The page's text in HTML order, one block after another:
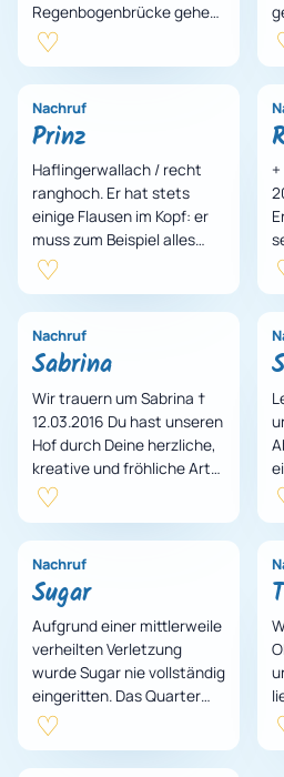
Regenbogenbrücke gehen
lassen zu müssen. Lilo war
ein ganz besonderes
kleines Pon…
Nachruf
Prinz
Haflingerwallach / recht
ranghoch. Er hat stets
einige Flausen im Kopf: er
muss zum Beispiel alles
anknabbern, oder er macht
die Stalltüre selbst auf…
Nachruf
Sabrina
Wir trauern um Sabrina †
12.03.2016 Du hast unseren
Hof durch Deine herzliche,
kreative und fröhliche Art
sehr bereichert. Wir
behalten Dich für immer…
Nachruf
Sugar
Aufgrund einer mittlerweile
verheilten Verletzung
wurde Sugar nie vollständig
eingeritten. Das Quarter
Horse ist dennoch
schreckfrei und bleibt so
gut…